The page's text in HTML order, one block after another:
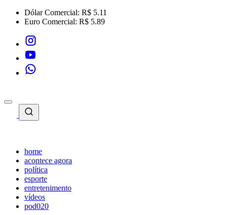
Dólar Comercial: R$ 5.11
Euro Comercial: R$ 5.89
home
acontece agora
política
esporte
entretenimento
vídeos
pod020